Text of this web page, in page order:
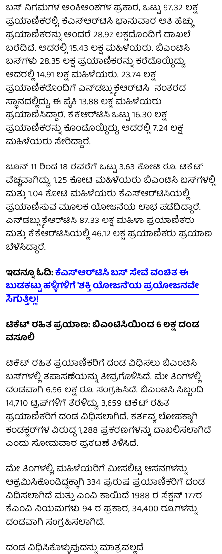
ಬಸ್ ನಿಗಮಗಳ ಅಂಕಿಅಂಶಗಳ ಪ್ರಕಾರ, ಒಟ್ಟು 97.32 ಲಕ್ಷ
ಪ್ರಯಾಣಿಕರಲ್ಲಿ, ಕೆಎಸ್‌ಆರ್‌ಟಿಸಿ ಭಾನುವಾರ ಅತಿ ಹೆಚ್ಚು
ಪ್ರಯಾಣಿಕರನ್ನು ಅಂದರೆ 28.92 ಲಕ್ಷದೊಂದಿಗೆ ದಾಖಲೆ
ಬರೆದಿದೆ. ಅದರಲ್ಲಿ 15.43 ಲಕ್ಷ ಮಹಿಳೆಯರು. ಬಿಎಂಟಿಸಿ
ಬಸ್‌ಗಳು 28.35 ಲಕ್ಷ ಪ್ರಯಾಣಿಕರನ್ನು ಕರೆದೊಯ್ದಿದ್ದು,
ಅದರಲ್ಲಿ 14.91 ಲಕ್ಷ ಮಹಿಳೆಯರು. 23.74 ಲಕ್ಷ
ಪ್ರಯಾಣಿಕರೊಂದಿಗೆ ಎನ್‌ಡಬ್ಲ್ಯುಕೆಆರ್‌ಟಿಸಿ ನಂತರದ
ಸ್ಥಾನದಲ್ಲಿದ್ದು, ಈ ಪೈಕಿ 13.88 ಲಕ್ಷ ಮಹಿಳೆಯರು
ಪ್ರಯಾಣಿಸಿದ್ದಾರೆ. ಕೆಕೆಆರ್‌ಟಿಸಿ ಒಟ್ಟು 16.30 ಲಕ್ಷ
ಪ್ರಯಾಣಿಕರನ್ನು ಕೊಂಡೊಯ್ದಿದ್ದು, ಅದರಲ್ಲಿ 7.24 ಲಕ್ಷ
ಮಹಿಳೆಯರು ಸೇರಿದ್ದಾರೆ.
ಜೂನ್ 11 ರಿಂದ 18 ರವರೆಗೆ ಒಟ್ಟು 3.63 ಕೋಟಿ ರೂ. ಟಿಕೆಟ್
ವೆಚ್ಚವಾಗಿದ್ದು, 1.25 ಕೋಟಿ ಮಹಿಳೆಯರು ಬಿಎಂಟಿಸಿ ಬಸ್‌ಗಳಲ್ಲಿ
ಮತ್ತು 1.04 ಕೋಟಿ ಮಹಿಳೆಯರು ಕೆಎಸ್‌ಆರ್‌ಟಿಸಿಯಲ್ಲಿ
ಪ್ರಯಾಣಿಸುವ ಮೂಲಕ ಯೋಜನೆಯ ಲಾಭ ಪಡೆದಿದ್ದಾರೆ.
ಎನ್‌ಡಬ್ಲ್ಯುಕೆಆರ್‌ಟಿಸಿ 87.33 ಲಕ್ಷ ಮಹಿಳಾ ಪ್ರಯಾಣಿಕರು
ಮತ್ತು ಕೆಕೆಆರ್‌ಟಿಸಿಯಲ್ಲಿ 46.12 ಲಕ್ಷ ಪ್ರಯಾಣಿಕರು ಪ್ರಯಾಣ
ಬೆಳೆಸಿದ್ದಾರೆ.
ಇದನ್ನೂ ಓದಿ:ಕೆಎಸ್‌ಆರ್‌ಟಿಸಿ ಬಸ್ ಸೇವೆ ವಂಚಿತ ಈ
ಬುಡಕಟ್ಟು ಹಳ್ಳಿಗಳಿಗೆ 'ಶಕ್ತಿ ಯೋಜನೆ'ಯ ಪ್ರಯೋಜನವೇ
ಸಿಗುತ್ತಿಲ್ಲ!
ಟಿಕೆಟ್ ರಹಿತ ಪ್ರಯಾಣ: ಬಿಎಂಟಿಸಿಯಿಂದ 6 ಲಕ್ಷ ದಂಡ
ವಸೂಲಿ
ಟಿಕೆಟ್ ರಹಿತ ಪ್ರಯಾಣಿಕರಿಗೆ ದಂಡ ವಿಧಿಸಲು ಬಿಎಂಟಿಸಿ
ಬಸ್‌ಗಳಲ್ಲಿ ತಪಾಸಣೆಯನ್ನು ತೀವ್ರಗೊಳಿಸಿದೆ. ಮೇ ತಿಂಗಳಲ್ಲಿ
ದಂಡವಾಗಿ 6.96 ಲಕ್ಷ ರೂ. ಸಂಗ್ರಹಿಸಿದೆ. ಬಿಎಂಟಿಸಿ ಸಿಬ್ಬಂದಿ
14,710 ಟ್ರಿಪ್‌ಗಳಿಗೆ ತೆರಳಿದ್ದು, 3,659 ಟಿಕೆಟ್‌ ರಹಿತ
ಪ್ರಯಾಣಿಕರಿಗೆ ದಂಡ ವಿಧಿಸಲಾಗಿದೆ. ಕರ್ತವ್ಯ ಲೋಪಕ್ಕಾಗಿ
ಕಂಡಕ್ಟರ್‌ಗಳ ವಿರುದ್ಧ 1,288 ಪ್ರಕರಣಗಳನ್ನು ದಾಖಲಿಸಲಾಗಿದೆ
ಎಂದು ಸೋಮವಾರ ಪ್ರಕಟಣೆ ತಿಳಿಸಿದೆ.
ಮೇ ತಿಂಗಳಲ್ಲಿ, ಮಹಿಳೆಯರಿಗೆ ಮೀಸಲಿಟ್ಟ ಆಸನಗಳನ್ನು
ಆಕ್ರಮಿಸಿಕೊಂಡಿದ್ದಕ್ಕಾಗಿ 334 ಪುರುಷ ಪ್ರಯಾಣಿಕರಿಗೆ ದಂಡ
ವಿಧಿಸಲಾಗಿದೆ ಮತ್ತು ಎಂವಿ ಕಾಯಿದೆ 1988 ರ ಸೆಕ್ಷನ್ 177ರ
ಕೆಎಂವಿ ನಿಯಮಗಳು 94 ರ ಪ್ರಕಾರ, 34,400 ರೂ.ಗಳನ್ನು
ದಂಡವಾಗಿ ಸಂಗ್ರಹಿಸಲಾಗಿದೆ.
ದಂಡ ವಿಧಿಸಿಕೊಳ್ಳುವುದನ್ನು ಮಾತ್ರವಲ್ಲದೆ